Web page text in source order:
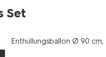
Set
Enthüllungsballon Ø 90 cm,